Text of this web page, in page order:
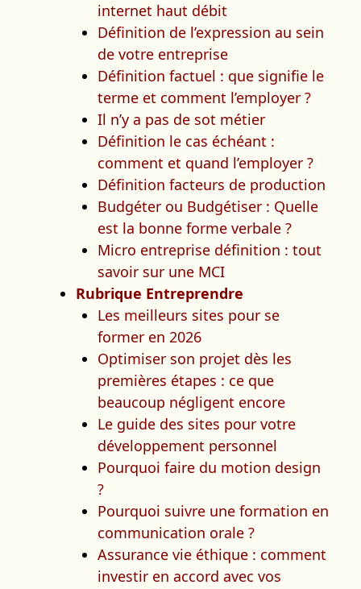
internet haut débit
Définition de l’expression au sein
de votre entreprise
Définition factuel : que signifie le
terme et comment l’employer ?
Il n’y a pas de sot métier
Définition le cas échéant :
comment et quand l’employer ?
Définition facteurs de production
Budgéter ou Budgétiser : Quelle
est la bonne forme verbale ?
Micro entreprise définition : tout
savoir sur une MCI
Rubrique Entreprendre
Les meilleurs sites pour se
former en 2026
Optimiser son projet dès les
premières étapes : ce que
beaucoup négligent encore
Le guide des sites pour votre
développement personnel
Pourquoi faire du motion design
?
Pourquoi suivre une formation en
communication orale ?
Assurance vie éthique : comment
investir en accord avec vos